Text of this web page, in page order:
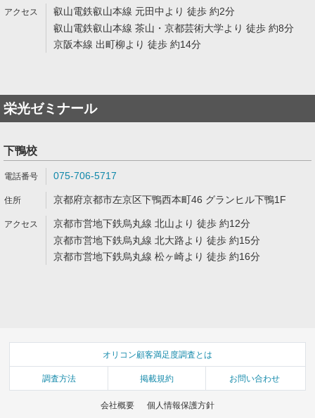
叡山電鉄叡山本線 元田中より 徒歩 約2分
叡山電鉄叡山本線 茶山・京都芸術大学より 徒歩 約8分
京阪本線 出町柳より 徒歩 約14分
栄光ゼミナール
下鴨校
075-706-5717
京都府京都市左京区下鴨西本町46 グランヒル下鴨1F
京都市営地下鉄烏丸線 北山より 徒歩 約12分
京都市営地下鉄烏丸線 北大路より 徒歩 約15分
京都市営地下鉄烏丸線 松ヶ崎より 徒歩 約16分
オリコン顧客満足度調査とは
調査方法 掲載規約 お問い合わせ
会社概要 個人情報保護方針